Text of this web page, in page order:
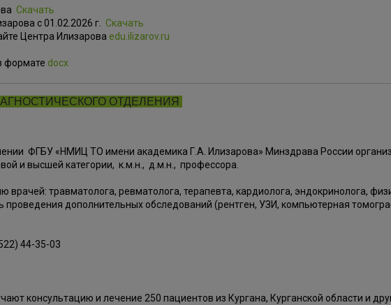
Скачать
c 01.02.2026 г.Скачать
Центра Илизарова edu.ilizarov.ru
формате docx
ОТДЕЛЕНИЯ
ФГБУ «НМИЦ ТО имени академика Г.А. Илизарова» Минздрава России
и высшей категории, к.м.н., д.м.н., профессора.
травматолога, ревматолога, терапевта, кардиолога, эндокринолога,
проведения дополнительных обследований (рентген, УЗИ, компьютерная
44-35-03
консультацию и лечение 250 пациентов из Кургана, Курганской области и